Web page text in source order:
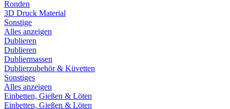
Ronden
3D Druck Material
Sonstige
Alles anzeigen
Dublieren
Dublieren
Dubliermassen
Dublierzubehör & Küvetten
Sonstiges
Alles anzeigen
Einbetten, Gießen & Löten
Einbetten, Gießen & Löten